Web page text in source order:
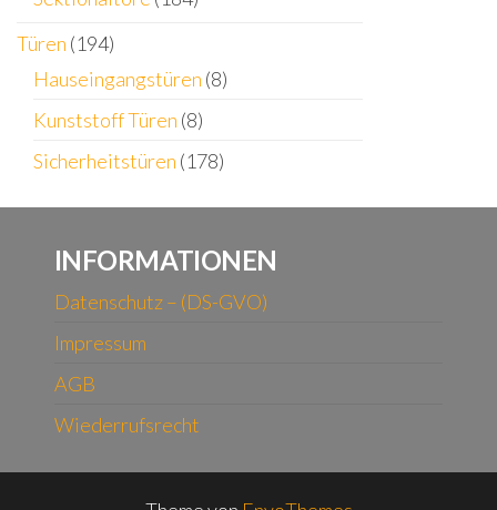
Türen (194)
Hauseingangstüren (8)
Kunststoff Türen (8)
Sicherheitstüren (178)
INFORMATIONEN
Datenschutz – (DS-GVO)
Impressum
AGB
Wiederrufsrecht